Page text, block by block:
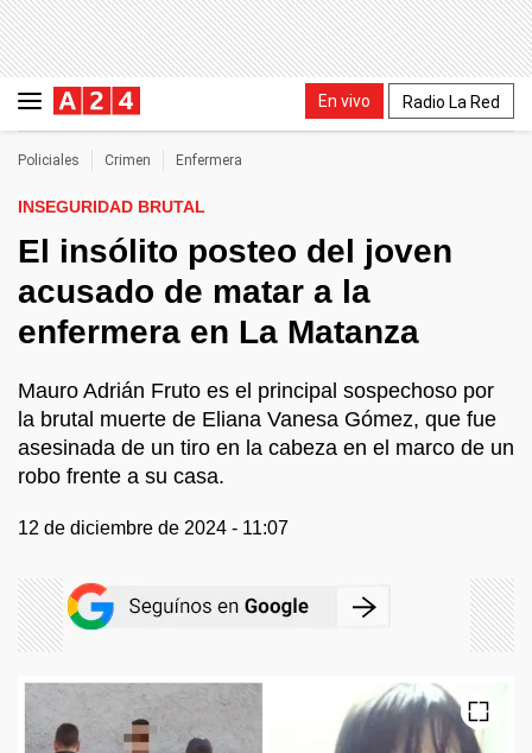
En vivo Radio La Red
Policiales Crimen Enfermera
INSEGURIDAD BRUTAL
El insólito posteo del joven
acusado de matar a la
enfermera en La Matanza
Mauro Adrián Fruto es el principal sospechoso por
la brutal muerte de Eliana Vanesa Gómez, que fue
asesinada de un tiro en la cabeza en el marco de un
robo frente a su casa.
12 de diciembre de 2024 - 11:07